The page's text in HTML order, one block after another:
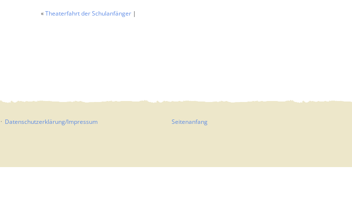
«Theaterfahrt der Schulanfänger |
Datenschutzerklärung/Impressum Seitenanfang